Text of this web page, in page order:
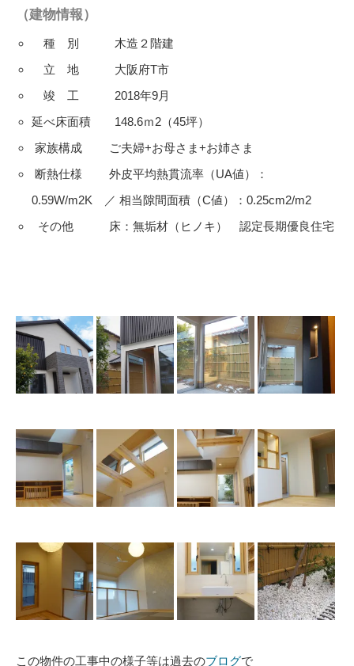
（建物情報）
種 別 木造２階建
立 地 大阪府T市
竣 工 2018年9月
延べ床面積 148.6ｍ2（45坪）
家族構成 ご夫婦+お母さま+お姉さま
断熱仕様 外皮平均熱貫流率（UA値）：
0.59W/m2K ／ 相当隙間面積（C値）：0.25cm2/m2
その他 床：無垢材（ヒノキ） 認定長期優良住宅
この物件の工事中の様子等は過去のブログで